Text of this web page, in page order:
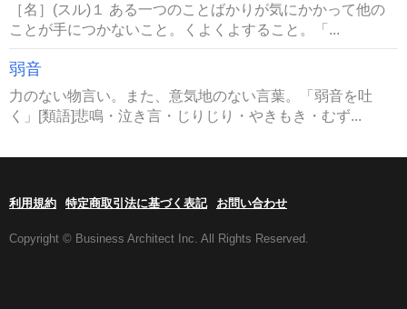
［名］(スル)１ ある一つのことばかりが気にかかって他の
ことが手につかないこと。くよくよすること。「...
弱音
力のない物言い。また、意気地のない言葉。「弱音を吐
く」[類語]悲鳴・泣き言・じりじり・やきもき・むず...
利用規約 特定商取引法に基づく表記 お問い合わせ
Copyright © Business Architect Inc. All Rights Reserved.